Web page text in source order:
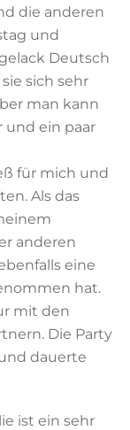
die anderen
und
Deutsch
sich sehr
man kann
und ein paar
für mich und
Als das
anderen
eine
hat.
mit den
Die Party
dauerte
ist ein sehr